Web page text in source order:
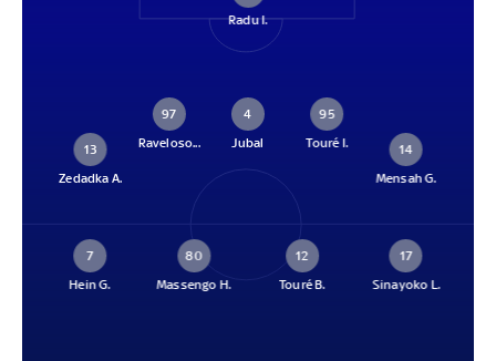
Radu I.
13
Zedadka A.
97
Raveloso...
4
Jubal
95
Touré I.
14
Mensah G.
7
Hein G.
80
Massengo H.
12
Touré B.
17
Sinayoko L.